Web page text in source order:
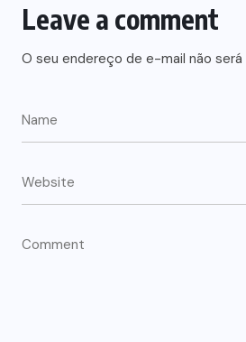
Leave a comment
O seu endereço de e-mail não será